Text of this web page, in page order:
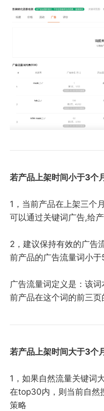
若产品上架时间小于3个
1，当前产品在上架三个
可以通过关键词广告,给
2，建议保持有效的广告
前产品的广告流量词小
广告流量词定义是：该
前产品在这个词的前三
若产品上架时间大于3个
1，如果自然流量关键词
在top30内，则当前自然
策略